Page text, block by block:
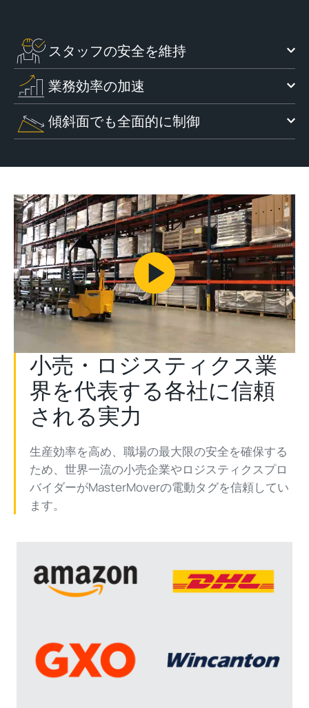
スタッフの安全を維持
業務効率の加速
傾斜面でも全面的に制御
Play
Video
小売・ロジスティクス業
界を代表する各社に信頼
される実力
生産効率を高め、職場の最大限の安全を確保する
ため、世界一流の小売企業やロジスティクスプロ
バイダーがMasterMoverの電動タグを信頼してい
ます。